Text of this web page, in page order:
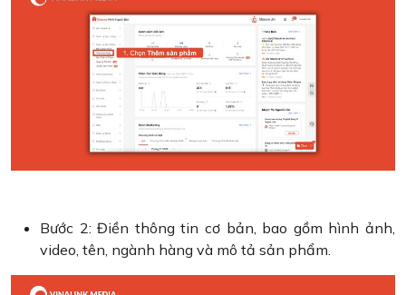
Bước 2: Điền thông tin cơ bản, bao gồm hình ảnh,
video, tên, ngành hàng và mô tả sản phẩm.